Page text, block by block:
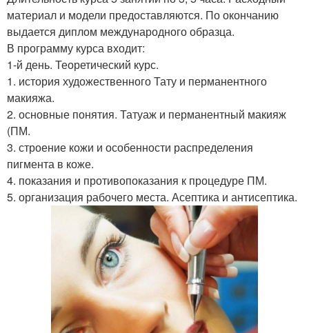
материал и модели предоставляются. По окончанию
выдается диплом международного образца.
В программу курса входит:
1-й день. Теоретический курс.
1. история художественного Тату и перманентного
макияжа.
2. основные понятия. Татуаж и перманентный макияж
(ПМ.
3. строение кожи и особенности распределения
пигмента в коже.
4. показания и противопоказания к процедуре ПМ.
5. организация рабочего места. Асептика и антисептика.